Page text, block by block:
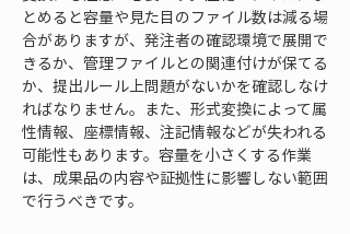
とめると容量や見た目のファイル数は減る場
合がありますが、発注者の確認環境で展開で
きるか、管理ファイルとの関連付けが保てる
か、提出ルール上問題がないかを確認しなけ
ればなりません。また、形式変換によって属
性情報、座標情報、注記情報などが失われる
可能性もあります。容量を小さくする作業
は、成果品の内容や証拠性に影響しない範囲
で行うべきです。